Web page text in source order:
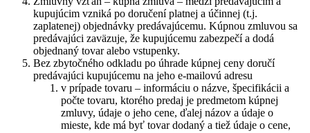
kupujúcim vzniká po doručení platnej a účinnej (t.j.
zaplatenej) objednávky predávajúcemu. Kúpnou zmluvou sa
predávajúci zaväzuje, že kupujúcemu zabezpečí a dodá
objednaný tovar alebo vstupenky.
Bez zbytočného odkladu po úhrade kúpnej ceny doručí
predávajúci kupujúcemu na jeho e-mailovú adresu
v prípade tovaru – informáciu o názve, špecifikácii a
počte tovaru, ktorého predaj je predmetom kúpnej
zmluvy, údaje o jeho cene, ďalej názov a údaje o
mieste, kde má byť tovar dodaný a tiež údaje o cene,